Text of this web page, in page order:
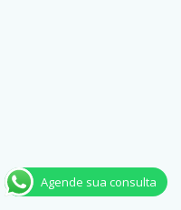
Agende sua consulta